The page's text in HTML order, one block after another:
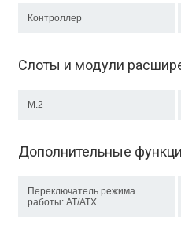
Контроллер
Слоты и модули
M.2
Дополнительные
Переключатель режима
работы: AT/ATX